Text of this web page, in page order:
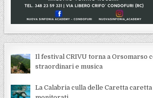
Il festival CRIVU torna a Orsomarso
straordinari e musica
La Calabria culla delle Caretta caretta